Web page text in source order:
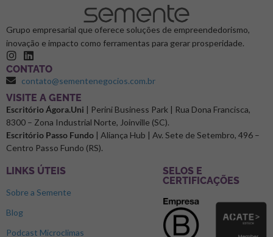
Grupo empresarial que oferece soluções de empreendedorismo,
inovação e impacto como ferramentas para gerar prosperidade.
CONTATO
contato@sementenegocios.com.br
⁠VISITE A GENTE
Escritório Ágora.Uni | Perini Business Park | Rua Dona Francisca,
8300 – Zona Industrial Norte, Joinville (SC).
Escritório Passo Fundo | Aliança Hub | Av. Sete de Setembro, 496 –
Centro Passo Fundo (RS).
LINKS ÚTEIS
Sobre a Semente
Blog
Podcast Microclimas
SELOS E
CERTIFICAÇÕES